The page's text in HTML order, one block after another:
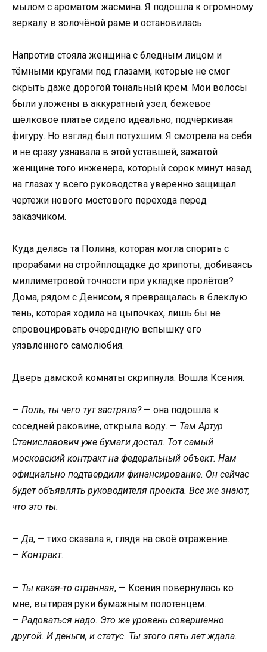
мылом с ароматом жасмина. Я подошла к огромному
зеркалу в золочёной раме и остановилась.
Напротив стояла женщина с бледным лицом и
тёмными кругами под глазами, которые не смог
скрыть даже дорогой тональный крем. Мои волосы
были уложены в аккуратный узел, бежевое
шёлковое платье сидело идеально, подчёркивая
фигуру. Но взгляд был потухшим. Я смотрела на себя
и не сразу узнавала в этой уставшей, зажатой
женщине того инженера, который сорок минут назад
на глазах у всего руководства уверенно защищал
чертежи нового мостового перехода перед
заказчиком.
Куда делась та Полина, которая могла спорить с
прорабами на стройплощадке до хрипоты, добиваясь
миллиметровой точности при укладке пролётов?
Дома, рядом с Денисом, я превращалась в блеклую
тень, которая ходила на цыпочках, лишь бы не
спровоцировать очередную вспышку его
уязвлённого самолюбия.
Дверь дамской комнаты скрипнула. Вошла Ксения.
— Поль, ты чего тут застряла?— она подошла к
соседней раковине, открыла воду. — Там Артур
Станиславович уже бумаги достал. Тот самый
московский контракт на федеральный объект. Нам
официально подтвердили финансирование. Он сейчас
будет объявлять руководителя проекта. Все же знают,
что это ты.
—Да, — тихо сказала я, глядя на своё отражение.
— Контракт.
— Ты какая-то странная, — Ксения повернулась ко
мне, вытирая руки бумажным полотенцем.
— Радоваться надо. Это же уровень совершенно
другой. И деньги, и статус. Ты этого пять лет ждала.